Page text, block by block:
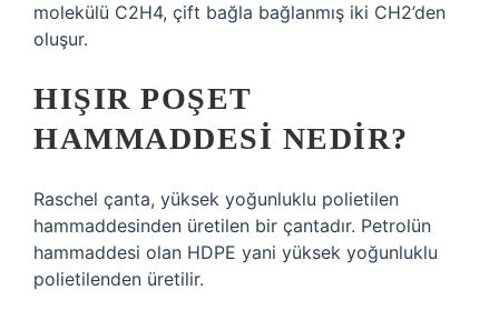
molekülü C2H4, çift bağla bağlanmış iki CH2’den
oluşur.
HIŞIR POŞET
HAMMADDESI NEDIR?
Raschel çanta, yüksek yoğunluklu polietilen
hammaddesinden üretilen bir çantadır. Petrolün
hammaddesi olan HDPE yani yüksek yoğunluklu
polietilenden üretilir.